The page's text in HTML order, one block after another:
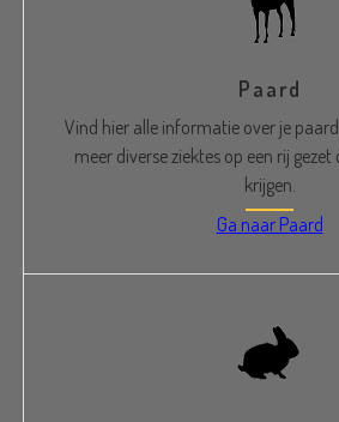
Paard
Vind hier alle informatie over je
meer diverse ziektes op een rij
krijgen.
Ga naar Paard